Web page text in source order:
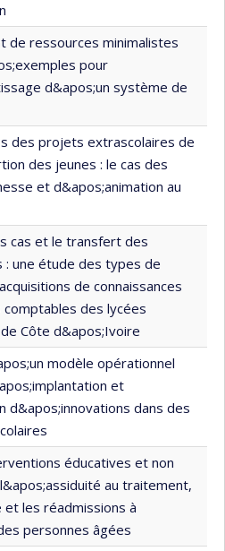
de ressources minimalistes
pour
d&apos;un système de
des projets extrascolaires de
des jeunes : le cas des
et d&apos;animation au
cas et le transfert des
: une étude des types de
de connaissances
des lycées
Côte d&apos;Ivoire
modèle opérationnel
et
d&apos;innovations dans des
éducatives et non
au traitement,
et les réadmissions à
personnes âgées